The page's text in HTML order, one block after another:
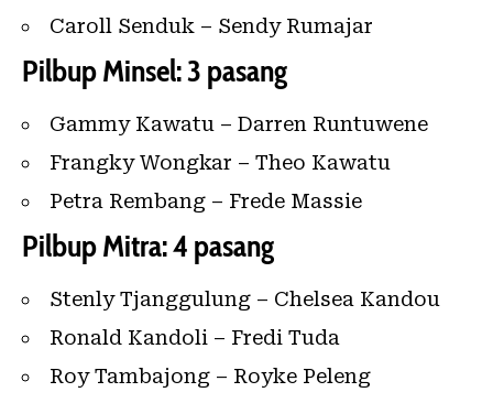
Caroll Senduk – Sendy Rumajar
Pilbup Minsel: 3 pasang
Gammy Kawatu – Darren Runtuwene
Frangky Wongkar – Theo Kawatu
Petra Rembang – Frede Massie
Pilbup Mitra: 4 pasang
Stenly Tjanggulung – Chelsea Kandou
Ronald Kandoli – Fredi Tuda
Roy Tambajong – Royke Peleng